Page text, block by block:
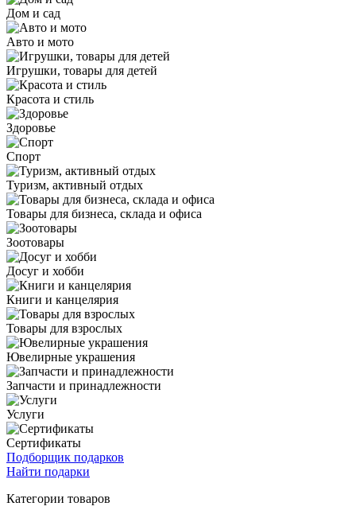
Дом и сад
Авто и мото
Игрушки, товары для детей
Красота и стиль
Здоровье
Спорт
Туризм, активный отдых
Товары для бизнеса, склада и офиса
Зоотовары
Досуг и хобби
Книги и канцелярия
Товары для взрослых
Ювелирные украшения
Запчасти и принадлежности
Услуги
Сертификаты
Подборщик подарков
Найти подарки
Категории товаров